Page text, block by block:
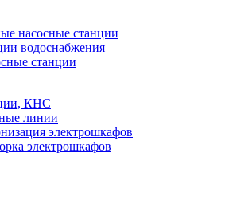
насосные станции
водоснабжения
станции
КНС
линии
электрошкафов
электрошкафов